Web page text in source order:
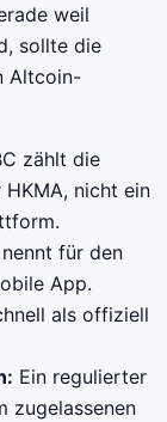
weil
sollte die
Altcoin-
zählt die
nicht ein
nennt für den
App.
als offiziell
Ein regulierter
zugelassenen